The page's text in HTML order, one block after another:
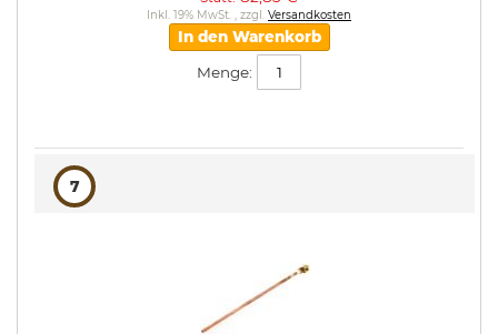
Inkl. 19% MwSt. , zzgl. Versandkosten
In den Warenkorb
Menge:
7